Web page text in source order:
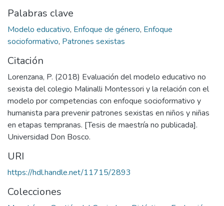
Palabras clave
Modelo educativo, Enfoque de género, Enfoque
socioformativo, Patrones sexistas
Citación
Lorenzana, P. (2018) Evaluación del modelo educativo no
sexista del colegio Malinalli Montessori y la relación con el
modelo por competencias con enfoque socioformativo y
humanista para prevenir patrones sexistas en niños y niñas
en etapas tempranas. [Tesis de maestría no publicada].
Universidad Don Bosco.
URI
https://hdl.handle.net/11715/2893
Colecciones